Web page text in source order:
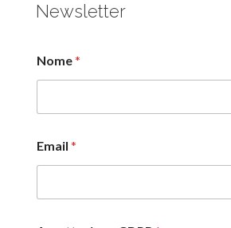
Newsletter
Nome*
Email *